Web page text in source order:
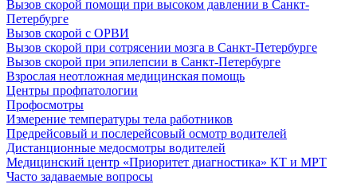
Вызов скорой помощи при высоком давлении в Санкт-
Петербурге
Вызов скорой с ОРВИ
Вызов скорой при сотрясении мозга в Санкт-Петербурге
Вызов скорой при эпилепсии в Санкт-Петербурге
Взрослая неотложная медицинская помощь
Центры профпатологии
Профосмотры
Измерение температуры тела работников
Предрейсовый и послерейсовый осмотр водителей
Дистанционные медосмотры водителей
Медицинский центр «Приоритет диагностика» КТ и МРТ
Часто задаваемые вопросы